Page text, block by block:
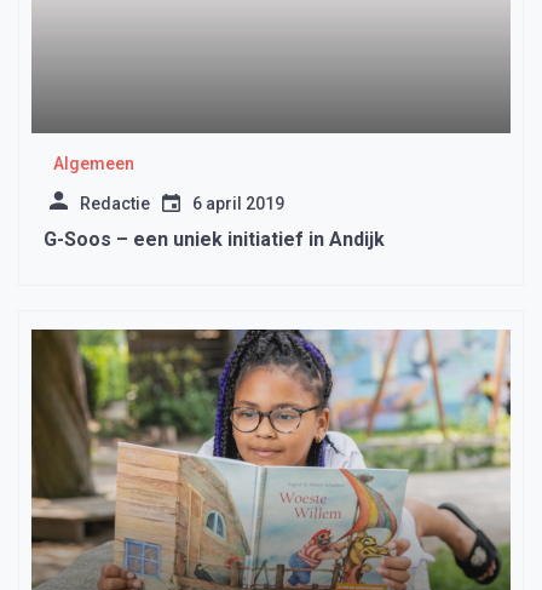
Algemeen
Redactie 6 april 2019
G-Soos – een uniek initiatief in Andijk